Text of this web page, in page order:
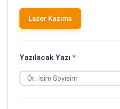
Lazer Kazıma
Yazılacak Yazı *